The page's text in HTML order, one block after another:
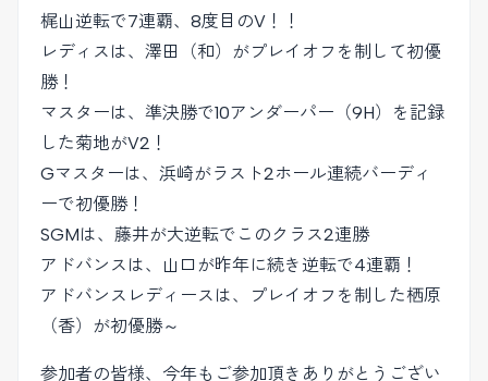
梶山逆転で7連覇、8度目のV！！
レディスは、澤田（和）がプレイオフを制して初優
勝！
マスターは、準決勝で10アンダーパー（9H）を記録
した菊地がV2！
Gマスターは、浜崎がラスト2ホール連続バーディ
ーで初優勝！
SGMは、藤井が大逆転でこのクラス2連勝
アドバンスは、山口が昨年に続き逆転で4連覇！
アドバンスレディースは、プレイオフを制した栖原
（香）が初優勝～
参加者の皆様、今年もご参加頂きありがとうござい